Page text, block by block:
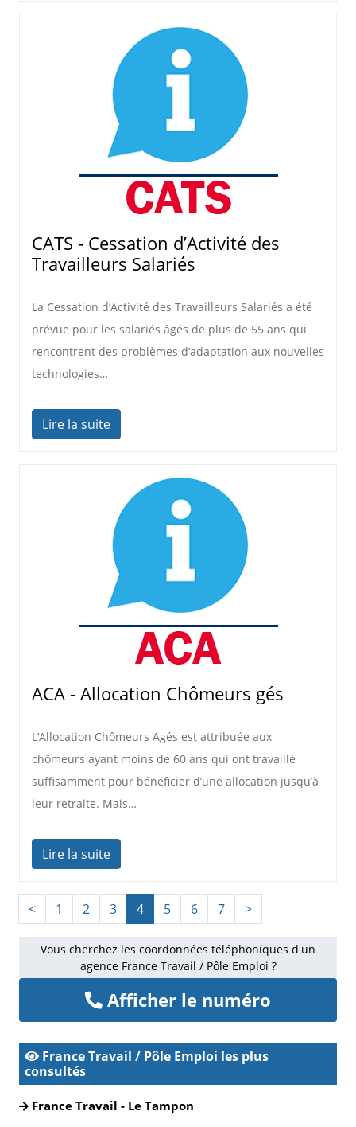
CATS - Cessation d’Activité des
Travailleurs Salariés
La Cessation d’Activité des Travailleurs Salariés a été
prévue pour les salariés âgés de plus de 55 ans qui
rencontrent des problèmes d’adaptation aux nouvelles
technologies…
Lire la suite
ACA - Allocation Chômeurs gés
L’Allocation Chômeurs Agés est attribuée aux
chômeurs ayant moins de 60 ans qui ont travaillé
suffisamment pour bénéficier d’une allocation jusqu’à
leur retraite. Mais…
Lire la suite
< 1 2 3 4 5 6 7 >
Vous cherchez les coordonnées téléphoniques d'un
agence France Travail / Pôle Emploi ?
Afficher le numéro
France Travail / Pôle Emploi les plus
consultés
France Travail - Le Tampon